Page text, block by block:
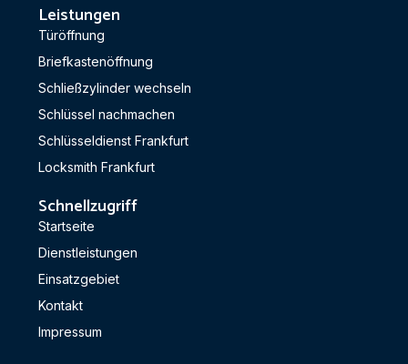
Leistungen
Türöffnung
Briefkastenöffnung
Schließzylinder wechseln
Schlüssel nachmachen
Schlüsseldienst Frankfurt
Locksmith Frankfurt
Schnellzugriff
Startseite
Dienstleistungen
Einsatzgebiet
Kontakt
Impressum